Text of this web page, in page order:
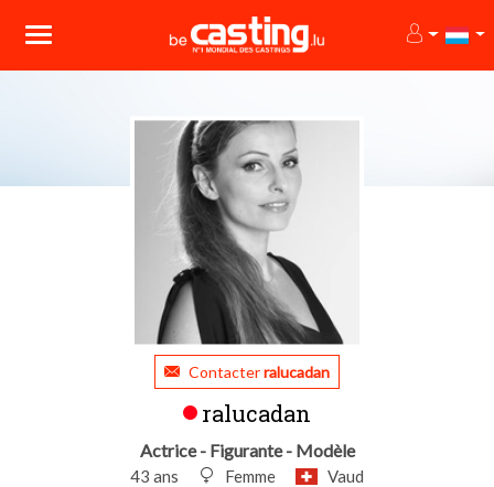
Contacterralucadan
ralucadan
Actrice - Figurante - Modèle
43 ans Femme Vaud